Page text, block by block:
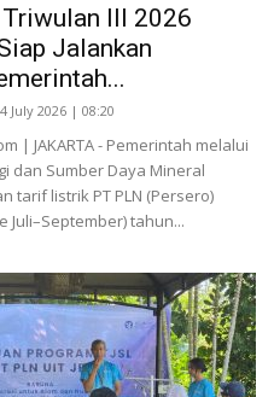
III 2026
Jalankan
July 2026 | 08:20
| JAKARTA - Pemerintah melalui
dan Sumber Daya Mineral
tarif listrik PT PLN (Persero)
Juli–September) tahun...